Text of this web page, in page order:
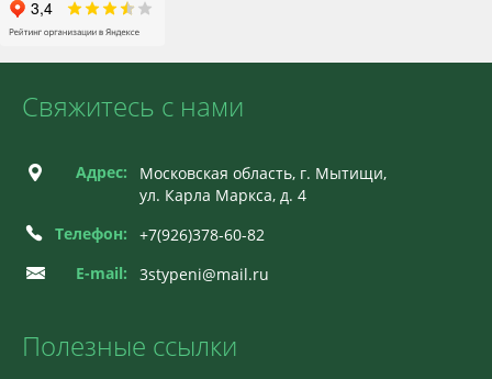
Свяжитесь с нами
Адрес:
Московская область, г. Мытищи,
ул. Карла Маркса, д. 4
Телефон:
+7(926)378-60-82
E-mail:
3stypeni@mail.ru
Полезные ссылки